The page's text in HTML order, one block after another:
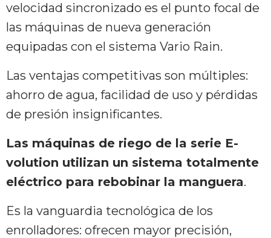
velocidad sincronizado es el punto focal de
las máquinas de nueva generación
equipadas con el sistema Vario Rain.
Las ventajas competitivas son múltiples:
ahorro de agua, facilidad de uso y pérdidas
de presión insignificantes.
Las máquinas de riego de la serie E-
volution utilizan un sistema totalmente
eléctrico para rebobinar la manguera.
Es la vanguardia tecnológica de los
enrolladores: ofrecen mayor precisión,